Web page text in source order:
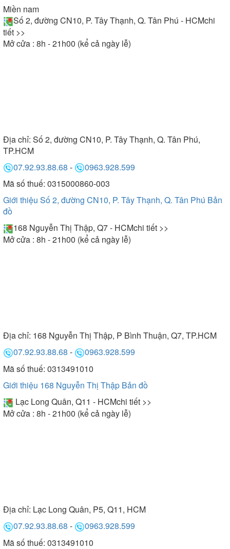
Miền nam
Số 2, đường CN10, P. Tây Thạnh, Q. Tân Phú - HCMchi
tiết >>
Mở cửa : 8h - 21h00 (kể cả ngày lễ)
Địa chỉ: Số 2, đường CN10, P. Tây Thạnh, Q. Tân Phú,
TP.HCM
07.92.93.88.68 -
0963.928.599
Mã số thuế: 0315000860-003
Giới thiệu Số 2, đường CN10, P. Tây Thạnh, Q. Tân Phú Bản
đồ
168 Nguyễn Thị Thập, Q7 - HCMchi tiết >>
Mở cửa : 8h - 21h00 (kể cả ngày lễ)
Địa chỉ: 168 Nguyễn Thị Thập, P Bình Thuận, Q7, TP.HCM
07.92.93.88.68 -
0963.928.599
Mã số thuế: 0313491010
Giới thiệu 168 Nguyễn Thị Thập Bản đồ
Lạc Long Quân, Q11 - HCMchi tiết >>
Mở cửa : 8h - 21h00 (kể cả ngày lễ)
Địa chỉ: Lạc Long Quân, P5, Q11, HCM
07.92.93.88.68 -
0963.928.599
Mã số thuế: 0313491010